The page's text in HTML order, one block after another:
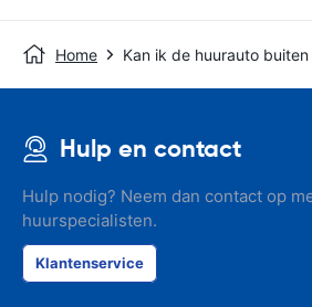
Home Kan ik de huurauto
Hulp en contact
Hulp nodig? Neem dan contact op
huurspecialisten.
Klantenservice